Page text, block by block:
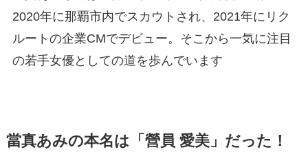
2020年に那覇市内でスカウトされ、2021年にリク
ルートの企業CMでデビュー。そこから一気に注目
の若手女優としての道を歩んでいます
當真あみの本名は「營員 愛美」だった！